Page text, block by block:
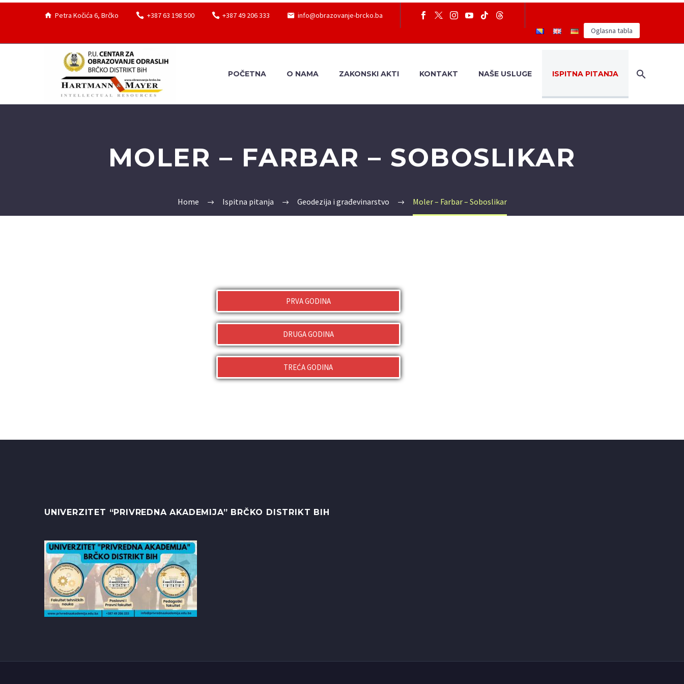
Petra Kočića 6, Brčko +387 63 198 500 +387 49 206 333
info@obrazovanje-brcko.ba
Oglasna tabla
POČETNA O NAMA ZAKONSKI AKTI KONTAKT NAŠE USLUGE ISPITNA PITANJA
MOLER – FARBAR – SOBOSLIKAR
Home Ispitna pitanja Geodezija i građevinarstvo Moler – Farbar – Soboslikar
PRVA GODINA
DRUGA GODINA
TREĆA GODINA
UNIVERZITET “PRIVREDNA AKADEMIJA” BRČKO DISTRIKT BIH